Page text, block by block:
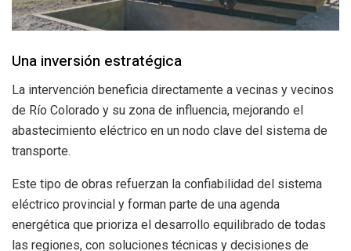
Una inversión estratégica
La intervención beneficia directamente a vecinas y vecinos
de Río Colorado y su zona de influencia, mejorando el
abastecimiento eléctrico en un nodo clave del sistema de
transporte.
Este tipo de obras refuerzan la confiabilidad del sistema
eléctrico provincial y forman parte de una agenda
energética que prioriza el desarrollo equilibrado de todas
las regiones, con soluciones técnicas y decisiones de